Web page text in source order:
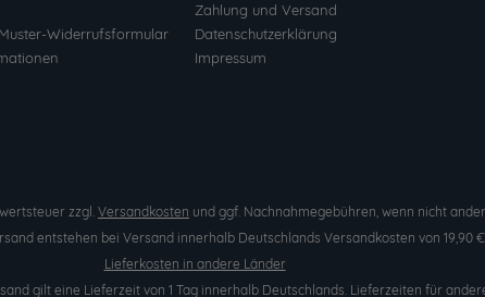
Widerrufsformular
Zahlung und Versand
Datenschutzerklärung
Impressum
zzgl. Versandkosten und ggf. Nachnahmegebühren, wenn nicht
entstehen bei Versand innerhalb Deutschlands Versandkosten von
Lieferkosten in andere Länder
gilt eine Lieferzeit von 1 Tag innerhalb Deutschlands. Lieferzeiten für